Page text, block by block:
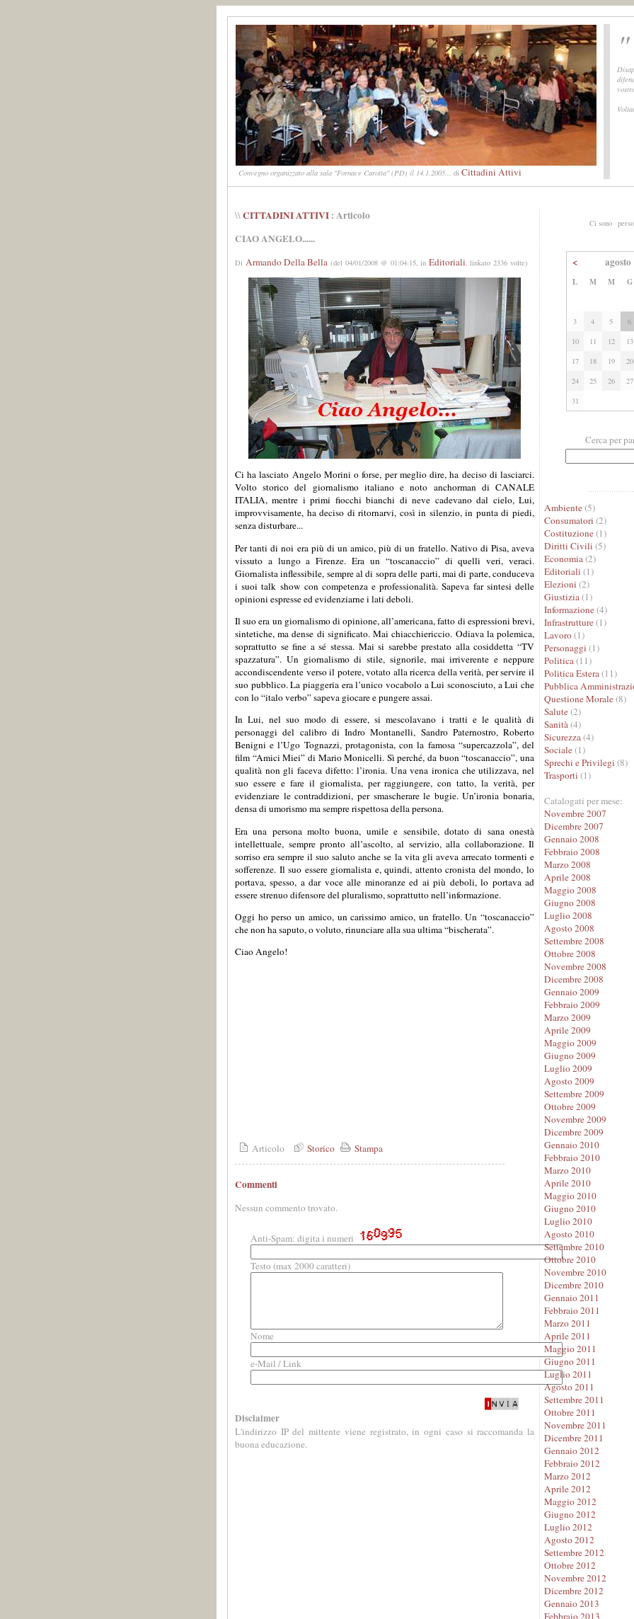
Convegno organizzato alla sala "Fornace Carotta" (PD) il 14.1.2005... di Cittadini Attivi
"
\\CITTADINI ATTIVI : Articolo
CIAO ANGELO......
Di Armando Della Bella (del 04/01/2008 @ 01:04:15, in Editoriali , linkato 2336 volte)
Ci ha lasciato Angelo Morini o forse, per meglio dire, ha deciso di lasciarci.
Volto storico del giornalismo italiano e noto anchorman di CANALE
ITALIA, mentre i primi fiocchi bianchi di neve cadevano dal cielo, Lui,
improvvisamente, ha deciso di ritornarvi, così in silenzio, in punta di piedi,
senza disturbare...
Per tanti di noi era più di un amico, più di un fratello. Nativo di Pisa, aveva
vissuto a lungo a Firenze. Era un “toscanaccio” di quelli veri, veraci.
Giornalista inflessibile, sempre al di sopra delle parti, mai di parte, conduceva
i suoi talk show con competenza e professionalità. Sapeva far sintesi delle
opinioni espresse ed evidenziarne i lati deboli.
Il suo era un giornalismo di opinione, all’americana, fatto di espressioni brevi,
sintetiche, ma dense di significato. Mai chiacchiericcio. Odiava la polemica,
soprattutto se fine a sé stessa. Mai si sarebbe prestato alla cosiddetta “TV
spazzatura”. Un giornalismo di stile, signorile, mai irriverente e neppure
accondiscendente verso il potere, votato alla ricerca della verità, per servire il
suo pubblico. La piaggeria era l’unico vocabolo a Lui sconosciuto, a Lui che
con lo “italo verbo” sapeva giocare e pungere assai.
In Lui, nel suo modo di essere, si mescolavano i tratti e le qualità di
personaggi del calibro di Indro Montanelli, Sandro Paternostro, Roberto
Benigni e l’Ugo Tognazzi, protagonista, con la famosa “supercazzola”, del
film “Amici Miei” di Mario Monicelli. Sì perché, da buon “toscanaccio”, una
qualità non gli faceva difetto: l’ironia. Una vena ironica che utilizzava, nel
suo essere e fare il giornalista, per raggiungere, con tatto, la verità, per
evidenziare le contraddizioni, per smascherare le bugie. Un’ironia bonaria,
densa di umorismo ma sempre rispettosa della persona.
Era una persona molto buona, umile e sensibile, dotato di sana onestà
intellettuale, sempre pronto all’ascolto, al servizio, alla collaborazione. Il
sorriso era sempre il suo saluto anche se la vita gli aveva arrecato tormenti e
sofferenze. Il suo essere giornalista e, quindi, attento cronista del mondo, lo
portava, spesso, a dar voce alle minoranze ed ai più deboli, lo portava ad
essere strenuo difensore del pluralismo, soprattutto nell’informazione.
Oggi ho perso un amico, un carissimo amico, un fratello. Un “toscanaccio”
che non ha saputo, o voluto, rinunciare alla sua ultima “bischerata”.
Ciao Angelo!
Articolo Storico Stampa
Commenti
Nessun commento trovato.
Anti-Spam: digita i numeri
Testo (max 2000 caratteri)
Nome
e-Mail / Link
Disclaimer
L'indirizzo IP del mittente viene registrato, in ogni caso si raccomanda la
buona educazione.
Ci sono
< agosto
L M M G
3
4 5 6
10
11 12 13
17
18 19 20
24
25 26 27
31
Cerca per
Ambiente(5)
Consumatori (2)
Costituzione(1)
Diritti Civili (5)
Economia(2)
Editoriali (1)
Elezioni (2)
Giustizia(1)
Informazione(4)
Infrastrutture(1)
Lavoro(1)
Personaggi (1)
Politica(11)
Politica Estera(11)
Pubblica
Questione Morale(8)
Salute(2)
Sanità(4)
Sicurezza(4)
Sociale(1)
Sprechi e Privilegi (8)
Trasporti (1)
Catalogati per mese:
Novembre 2007
Dicembre 2007
Gennaio 2008
Febbraio 2008
Marzo 2008
Aprile 2008
Maggio 2008
Giugno 2008
Luglio 2008
Agosto 2008
Settembre 2008
Ottobre 2008
Novembre 2008
Dicembre 2008
Gennaio 2009
Febbraio 2009
Marzo 2009
Aprile 2009
Maggio 2009
Giugno 2009
Luglio 2009
Agosto 2009
Settembre 2009
Ottobre 2009
Novembre 2009
Dicembre 2009
Gennaio 2010
Febbraio 2010
Marzo 2010
Aprile 2010
Maggio 2010
Giugno 2010
Luglio 2010
Agosto 2010
Settembre 2010
Ottobre 2010
Novembre 2010
Dicembre 2010
Gennaio 2011
Febbraio 2011
Marzo 2011
Aprile 2011
Maggio 2011
Giugno 2011
Luglio 2011
Agosto 2011
Settembre 2011
Ottobre 2011
Novembre 2011
Dicembre 2011
Gennaio 2012
Febbraio 2012
Marzo 2012
Aprile 2012
Maggio 2012
Giugno 2012
Luglio 2012
Agosto 2012
Settembre 2012
Ottobre 2012
Novembre 2012
Dicembre 2012
Gennaio 2013
Febbraio 2013